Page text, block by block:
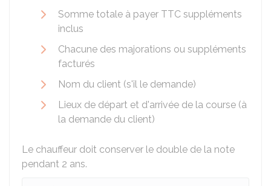
Somme totale à payer TTC suppléments
inclus
Chacune des majorations ou suppléments
facturés
Nom du client (s'il le demande)
Lieux de départ et d'arrivée de la course (à
la demande du client)
Le chauffeur doit conserver le double de la note
pendant 2 ans.